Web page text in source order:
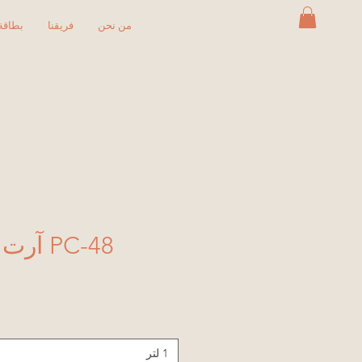
فريقنا من نحن
PC-48 آرت ديكو جرين
1 لتر